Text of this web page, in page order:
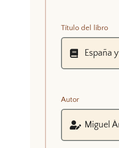
Título del libro
Autor